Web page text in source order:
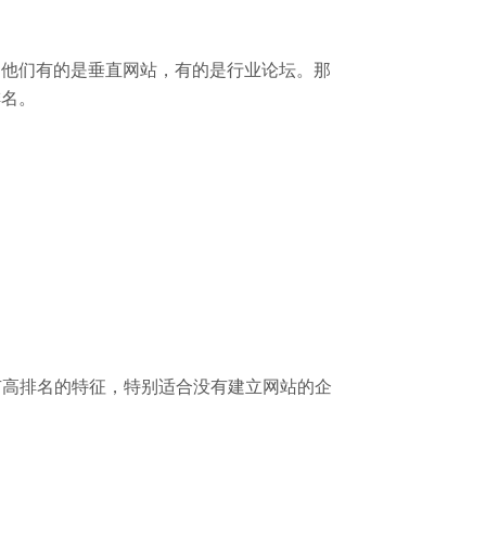
们有的是垂直网站，有的是行业论坛。那
。
排名的特征，特别适合没有建立网站的企